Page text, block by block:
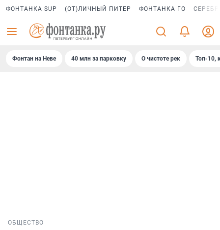
ФОНТАНКА SUP (ОТ)ЛИЧНЫЙ ПИТЕР ФОНТАНКА ГО
Фонтан на Неве 40 млн за парковку О чистоте рек Топ-10,
ОБЩЕСТВО